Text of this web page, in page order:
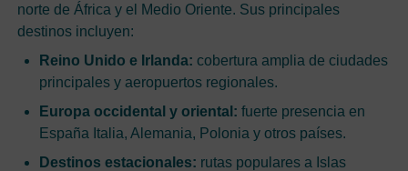
norte de África y el Medio Oriente. Sus principales
destinos incluyen:
Reino Unido e Irlanda: cobertura amplia de ciudades
principales y aeropuertos regionales.
Europa occidental y oriental: fuerte presencia en
España Italia, Alemania, Polonia y otros países.
Destinos estacionales: rutas populares a Islas